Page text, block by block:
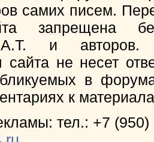
самих писем.
запрещена
А.Т. и
не несет
в
к
тел.: +7 (950)